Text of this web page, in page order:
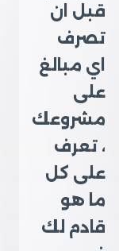
قبل ان
تصرف
اي مبالغ
على
مشروعك
، تعرف
على كل
ما هو
قادم لك